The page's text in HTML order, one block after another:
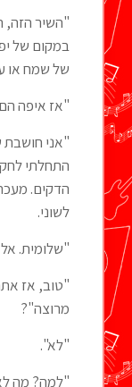
"השיר הזה,
במקום של
של שמח או
"אז איפה
"אני
התחלתי
הדקים.
לשוני.
"שלומית. אל
"טוב, אז
מרוצה"?
"לא".
"למה? מה